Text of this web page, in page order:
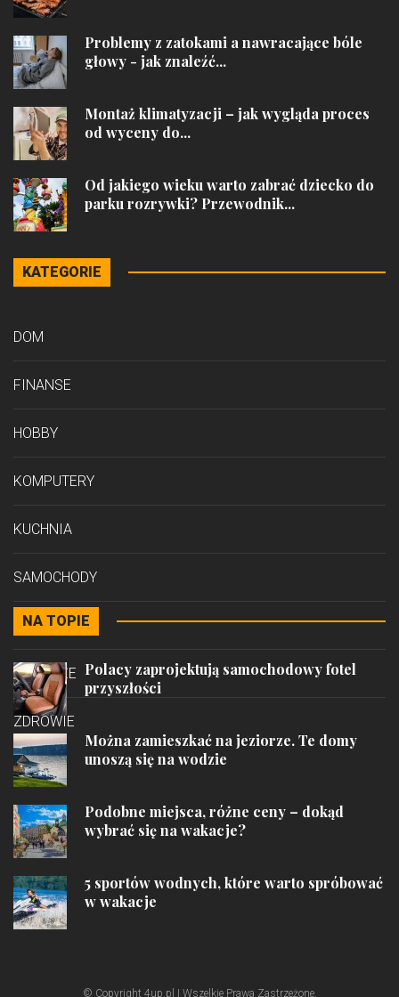
Problemy z zatokami a nawracające bóle
głowy - jak znaleźć...
Montaż klimatyzacji – jak wygląda proces
od wyceny do...
Od jakiego wieku warto zabrać dziecko do
parku rozrywki? Przewodnik...
KATEGORIE
DOM
FINANSE
HOBBY
KOMPUTERY
KUCHNIA
SAMOCHODY
STYL
PODRÓŻE
ZDROWIE
NA TOPIE
Polacy zaprojektują samochodowy fotel
przyszłości
Można zamieszkać na jeziorze. Te domy
unoszą się na wodzie
Podobne miejsca, różne ceny – dokąd
wybrać się na wakacje?
5 sportów wodnych, które warto spróbować
w wakacje
© Copyright 4up.pl | Wszelkie Prawa Zastrzeżone.